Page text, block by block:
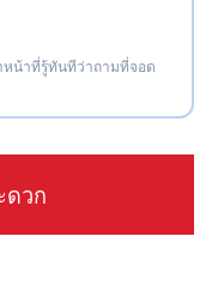
หน้าที่รู้ทันทีว่าถามที่จอด
ดวก